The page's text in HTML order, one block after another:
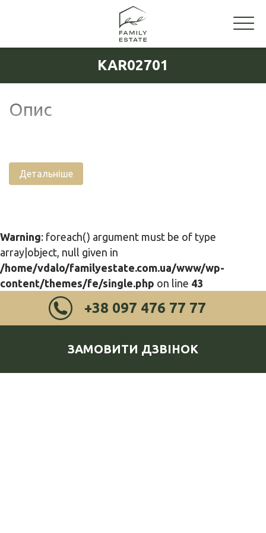
KAR02701
Опис
Детальніше
Warning: foreach() argument must be of type
array|object, null given in
/home/vdalo/familyestate.com.ua/www/wp-
content/themes/fe/single.php on line 43
+38 097 476 77 77
ЗАМОВИТИ ДЗВІНОК